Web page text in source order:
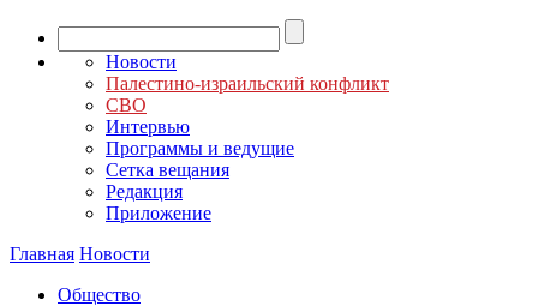
Новости
Палестино-израильский конфликт
СВО
Интервью
Программы и ведущие
Сетка вещания
Редакция
Приложение
Главная Новости
Общество